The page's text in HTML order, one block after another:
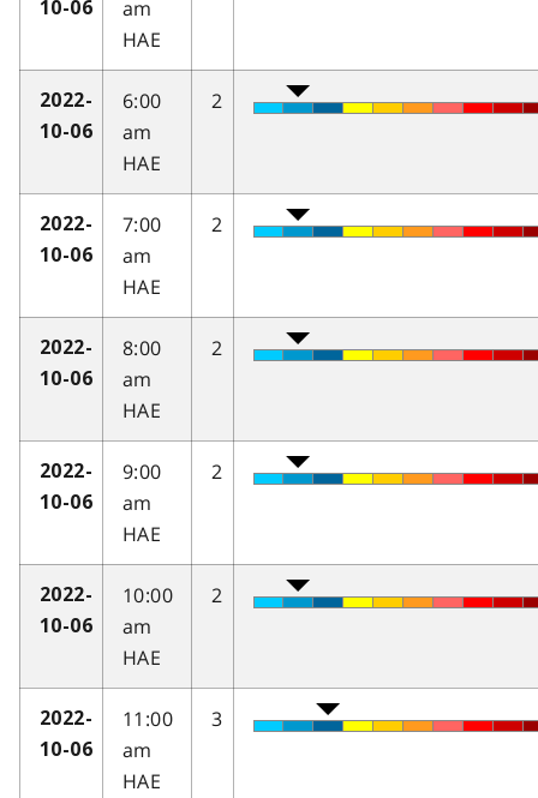
10-06
am
HAE
2022-
10-06
6:00
am
HAE
2
2022-
10-06
7:00
am
HAE
2
2022-
10-06
8:00
am
HAE
2
2022-
10-06
9:00
am
HAE
2
2022-
10-06
10:00
am
HAE
2
2022-
10-06
11:00
am
HAE
3